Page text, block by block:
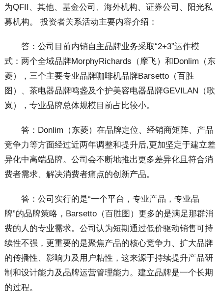
为QFII、其他、基金公司、海外机构、证券公司、阳光私
募机构。 投资者关系活动主要内容介绍：
答：公司目前内销自主品牌业务采取“2+3”运作模
式：两个全域品牌MorphyRichards（摩飞）和Donlim（东
菱），三个主要专业品牌咖啡机品牌Barsetto（百胜
图）、茶电器品牌鸣盏及个护美容电器品牌GEVILAN（歌
岚），专业品牌总体规模目前占比较小。
答：Donlim（东菱）在品牌定位、经销商矩阵、产品
竞争力等方面经过近两年调整和提升后,更加坚定于建立差
异化中高端品牌。公司会不断地推出更多差异化且符合消
费者需求、解决消费者痛点的创新产品。
答：公司实行的是“一个平台，专业产品，专业品
牌”的品牌策略，Barsetto（百胜图）更多的是满足那群消
费的人的专业需求。公司认为短期通过低价驱动销售可持
续性不强，更重要的是聚焦产品的核心竞争力、扩大品牌
的传播性、影响力及用户粘性，这来源于持续提升产品研
制和设计能力及品牌运营管理能力。建立品牌是一个长期
的过程。